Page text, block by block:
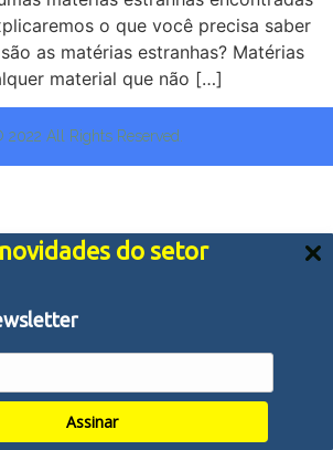
do setor
Assinar
o que você precisa saber
as matérias estranhas? Matérias
material que não […]
2022 All Rights Reserved.
e outras tecnologias semelhantes
experiência em nossos serviços,
e recomendar conteúdo de seu
Política de Privacidade
tudo